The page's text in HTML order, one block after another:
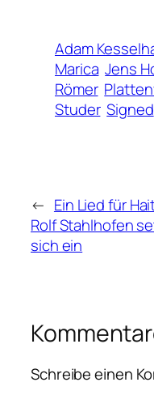
Adam
Marica Jens
Römer
Studer Signed
← Ein Lied für
Rolf Stahlhofen
sich ein
Schreibe einen